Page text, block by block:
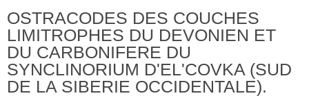
OSTRACODES DES COUCHES
LIMITROPHES DU DEVONIEN ET
DU CARBONIFERE DU
SYNCLINORIUM D'EL'COVKA (SUD
DE LA SIBERIE OCCIDENTALE).